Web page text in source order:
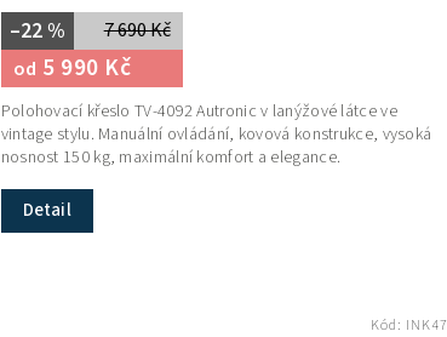
7 690 Kč
–22 %
od 5 990 Kč
Detail
Polohovací křeslo TV-4092 Autronic v lanýžové látce ve
vintage stylu. Manuální ovládání, kovová konstrukce, vysoká
nosnost 150 kg, maximální komfort a elegance.
Kód: INK47